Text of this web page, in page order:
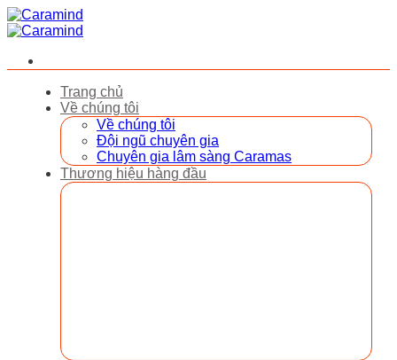
Bỏ
qua
dung
Trang chủ
Về chúng tôi
Về chúng tôi
Đội ngũ chuyên gia
Chuyên gia lâm sàng Caramas
Thương hiệu hàng đầu